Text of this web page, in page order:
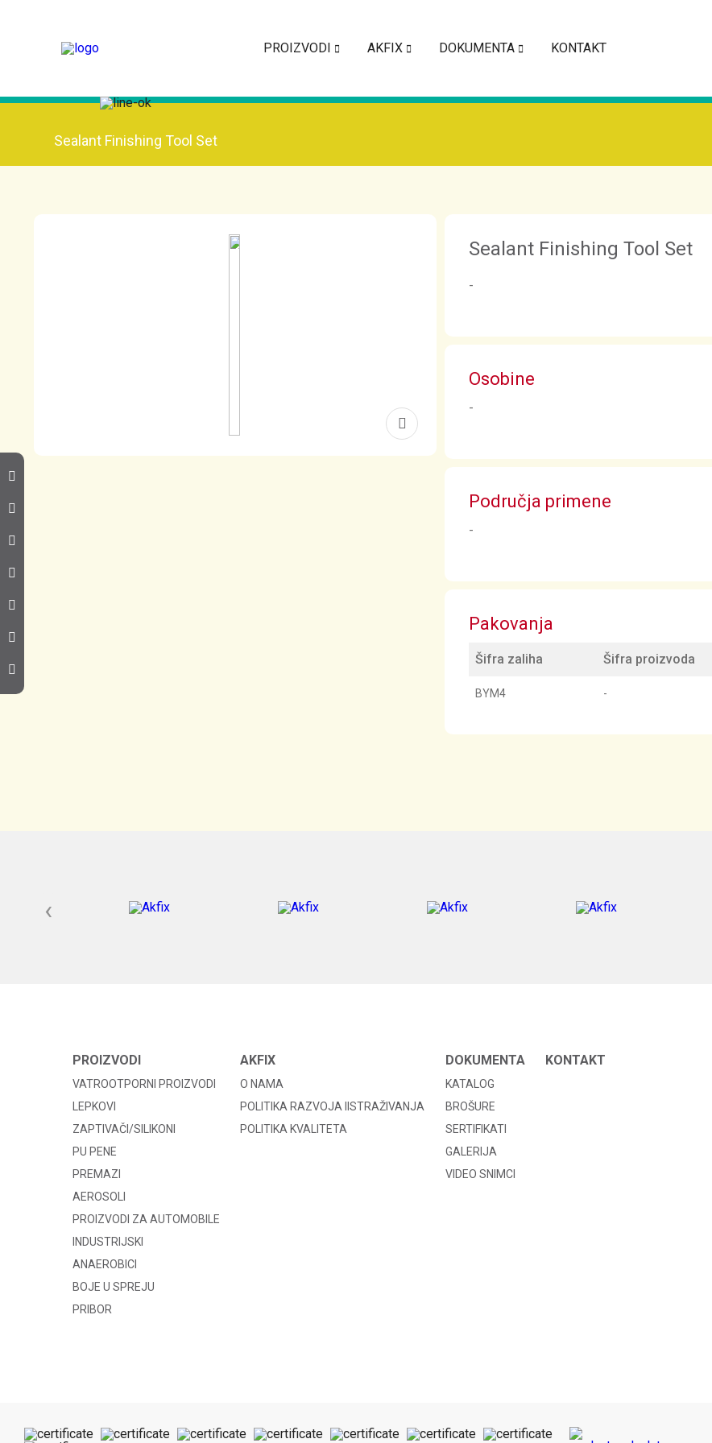
PROIZVODI AKFIX DOKUMENTA KONTAKT
Sealant Finishing Tool Set
Sealant Finishing Tool Set
-
Osobine
-
Područja primene
-
Pakovanja
Šifra zaliha Šifra proizvoda
BYM4 -
‹
PROIZVODI
VATROOTPORNI PROIZVODI
LEPKOVI
ZAPTIVAČI/SILIKONI
PU PENE
PREMAZI
AEROSOLI
PROIZVODI ZA AUTOMOBILE
INDUSTRIJSKI
ANAEROBICI
BOJE U SPREJU
PRIBOR
AKFIX
O NAMA
POLITIKA RAZVOJA IISTRAŽIVANJA
POLITIKA KVALITETA
DOKUMENTA
KATALOG
BROŠURE
SERTIFIKATI
GALERIJA
VIDEO SNIMCI
KONTAKT